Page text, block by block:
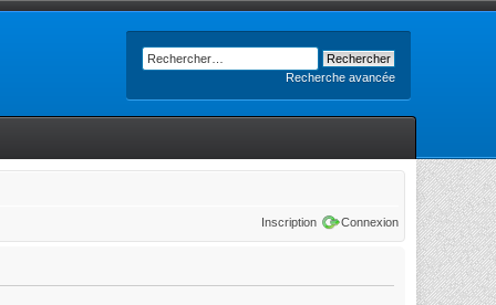
Recherche avancée
Inscription Connexion